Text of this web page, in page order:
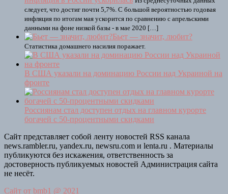
следует, что достиг почти 5,7%. С большой вероятностью годовая
инфляция по итогам мая ускорится по сравнению с апрельскими
данными на фоне низкой базы - в мае 2020 […]
Бьет — значит, любит?
Статистика домашнего насилия поражает.
В США указали на доминацию России над Украиной на
фронте
Россиянам стал доступен отдых на главном курорте
богачей с 50-процентными скидками
Сайт представляет собой ленту новостей RSS канала
news.rambler.ru, yandex.ru, newsru.com и lenta.ru . Материалы
публикуются без искажения, ответственность за
достоверность публикуемых новостей Администрация сайта
не несёт.
Сайт от bmb1 @ 2021